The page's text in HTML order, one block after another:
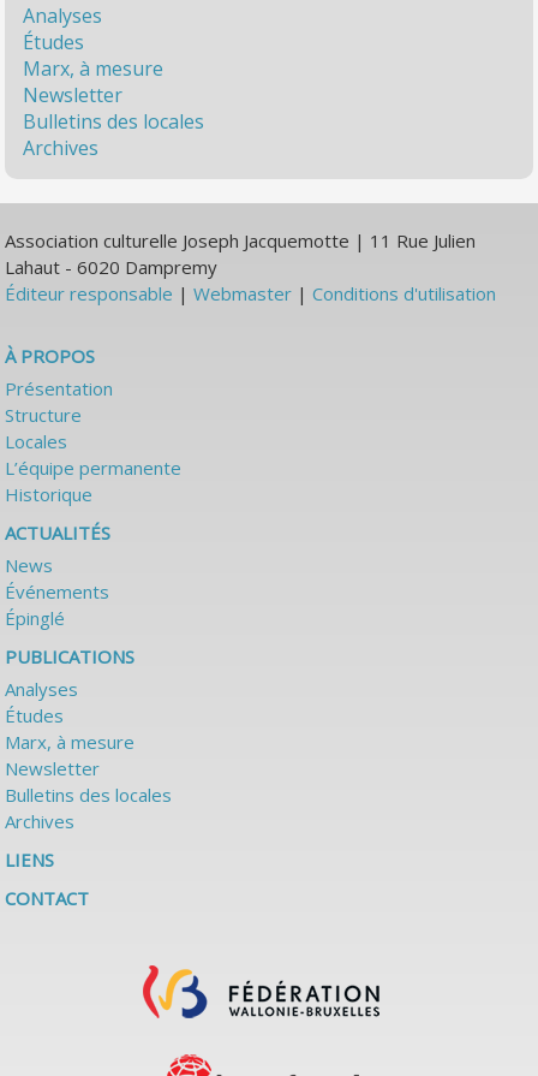
Analyses
Études
Marx, à mesure
Newsletter
Bulletins des locales
Archives
Association culturelle Joseph Jacquemotte | 11 Rue Julien
Lahaut - 6020 Dampremy
Éditeur responsable |Webmaster |Conditions d'utilisation
À PROPOS
Présentation
Structure
Locales
L’équipe permanente
Historique
ACTUALITÉS
News
Événements
Épinglé
PUBLICATIONS
Analyses
Études
Marx, à mesure
Newsletter
Bulletins des locales
Archives
LIENS
CONTACT